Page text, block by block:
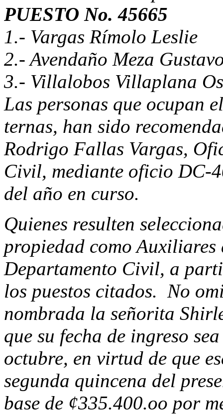
PUESTO No. 45665
1.- Vargas Rímolo Leslie
2.- Avendaño Meza
3.- Villalobos Villaplana
Las personas que ocupan
ternas, han sido
Rodrigo Fallas Vargas,
Civil, mediante oficio DC-
del año en curso.
Quienes resulten
propiedad como Auxiliares
Departamento Civil, a
los puestos citados. No
nombrada la señorita
que su fecha de ingreso
octubre, en virtud de que
segunda quincena del
base de ¢335.400.oo por